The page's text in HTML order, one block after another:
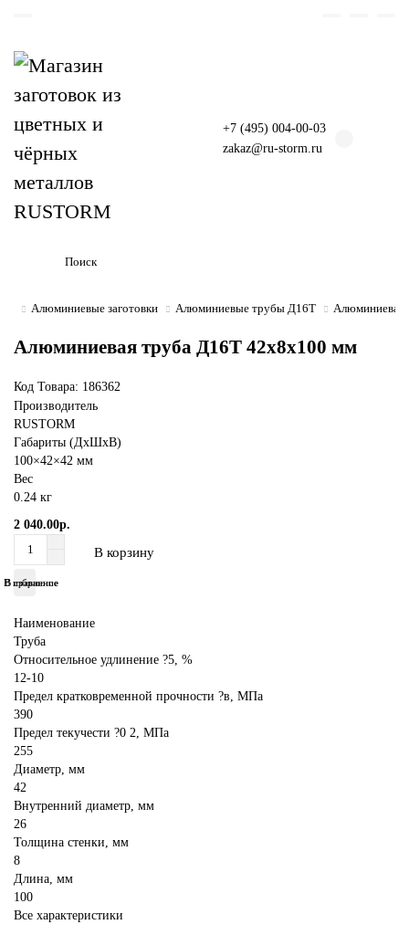
+7 (495) 004-00-03
zakaz@ru-storm.ru
Алюминиевые заготовки Алюминиевые трубы Д16Т Алюминиевая
Алюминиевая труба Д16Т 42х8х100 мм
Код Товара: 186362
Производитель
RUSTORM
Габариты (ДхШхВ)
100×42×42 мм
Вес
0.24 кг
2 040.00р.
В корзину
В избранное
В сравнение
Наименование
Труба
Относительное удлинение ?5, %
12-10
Предел кратковременной прочности ?в, МПа
390
Предел текучести ?0 2, МПа
255
Диаметр, мм
42
Внутренний диаметр, мм
26
Толщина стенки, мм
8
Длина, мм
100
Все характеристики